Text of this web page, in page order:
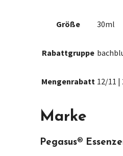
Größe 30ml
Rabattgruppe
Mengenrabatt 12/11 |
Marke
Pegasus®